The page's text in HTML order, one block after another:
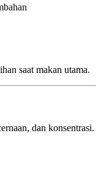
saat makan utama.
dan konsentrasi.